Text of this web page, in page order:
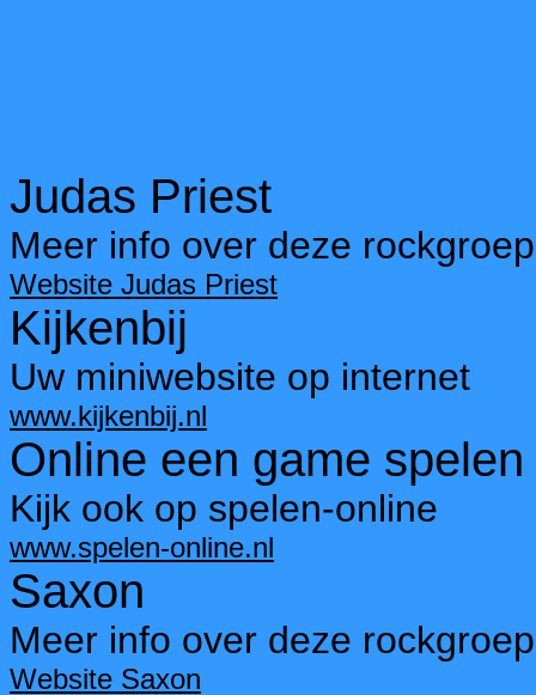
Judas Priest
Meer info over deze
Website Judas Priest
Kijkenbij
Uw miniwebsite op internet
www.kijkenbij.nl
Online een game spelen
Kijk ook op spelen-online
www.spelen-online.nl
Saxon
Meer info over deze
Website Saxon